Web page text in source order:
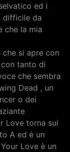
ed i
difficile da
che la mia
si apre con
tanto di
che sembra
Dead , un
o dei
Love torna sui
A ed è un
Love è un